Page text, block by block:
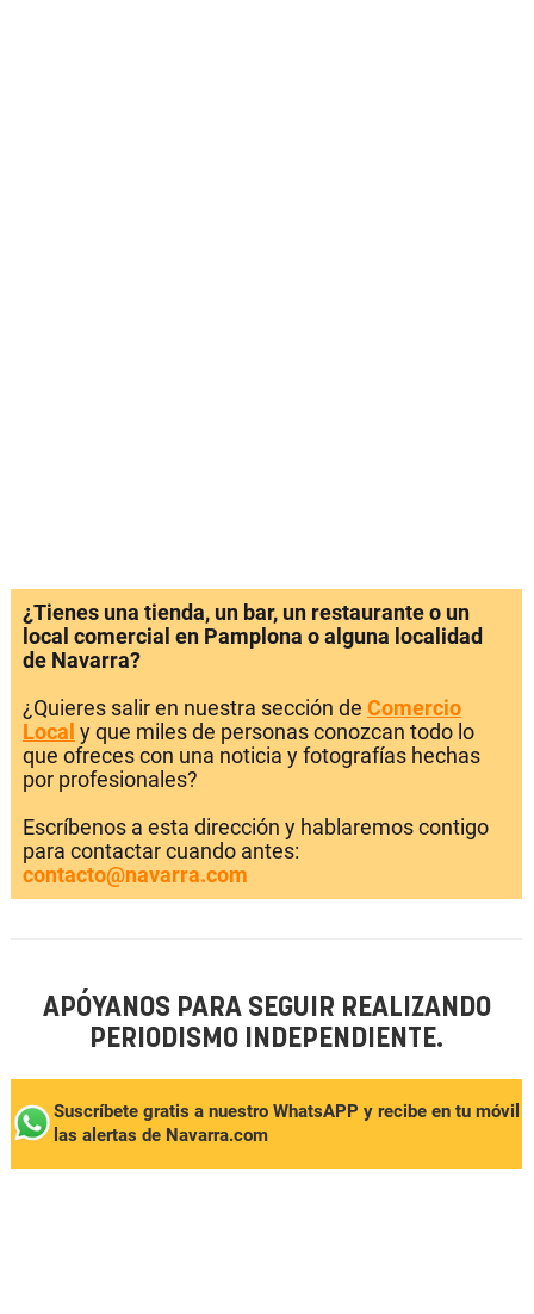
¿Tienes una tienda, un bar, un restaurante o un
local comercial en Pamplona o alguna localidad
de Navarra?
¿Quieres salir en nuestra sección de Comercio
Local y que miles de personas conozcan todo lo
que ofreces con una noticia y fotografías hechas
por profesionales?
Escríbenos a esta dirección y hablaremos contigo
para contactar cuando antes:
contacto@navarra.com
APÓYANOS PARA SEGUIR REALIZANDO
PERIODISMO INDEPENDIENTE.
Suscríbete gratis a nuestro WhatsAPP y recibe en tu móvil
las alertas de Navarra.com